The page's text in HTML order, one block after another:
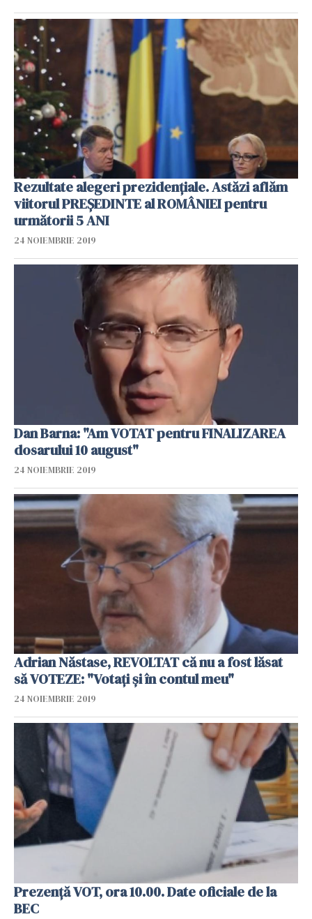
Rezultate alegeri prezidențiale. Astăzi aflăm
viitorul PREȘEDINTE al ROMÂNIEI pentru
următorii 5 ANI
24 NOIEMBRIE 2019
Dan Barna: "Am VOTAT pentru FINALIZAREA
dosarului 10 august"
24 NOIEMBRIE 2019
Adrian Năstase, REVOLTAT că nu a fost lăsat
să VOTEZE: "Votați și în contul meu"
24 NOIEMBRIE 2019
Prezență VOT, ora 10.00. Date oficiale de la
BEC